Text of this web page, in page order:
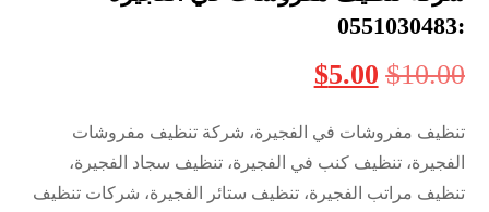
:0551030483
$10.00
$5.00
تنظيف مفروشات في الفجيرة، شركة تنظيف مفروشات
الفجيرة، تنظيف كنب في الفجيرة، تنظيف سجاد الفجيرة،
تنظيف مراتب الفجيرة، تنظيف ستائر الفجيرة، شركات تنظيف